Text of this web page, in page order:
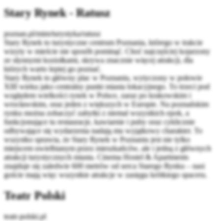
Stary Rynek - Ratusz
poznan.pl/mim/turystyka/ratusz
Stary Rynek to turystyczne centrum Poznania, którego w trakcie
wizyty w mieście nie sposób pominąć. Choć najczęściej kojarzony
ze słynnymi koziołkami, skrywa znacznie więcej atrakcji, dla
których warto lepiej go poznać.
Stary Rynek to główny plac w Poznaniu, wytyczony w połowie
XIII wieku jako centralny punkt miasta lokacyjnego. To trzeci pod
względem wielkości rynek w Polsce, zaraz po krakowskim i
wrocławskim, oraz jeden z większych w Europie. Na poznańskim
rynku można zobaczyć zabytki z niemal wszystkich epok, a
funkcjonujące tu restauracje, kawiarnie i puby oraz cyklicznie
odbywające się wydarzenia nadają mu wyjątkowy charakter. To
wszystko sprawia, że Stary Rynek w Poznaniu jest nie tylko
miejscem uwielbianym przez mieszkańców, ale i jedną z głównych
atrakcji turystycznych miasta. Cinema Hostel & Apartments
znajduje się zaledwie 600 metrów od serca Starego Rynku – nasi
goście mają więc wszystkie atrakcje w zasięgu krótkiego spaceru.
Teatr Polski
teatr-polski.pl